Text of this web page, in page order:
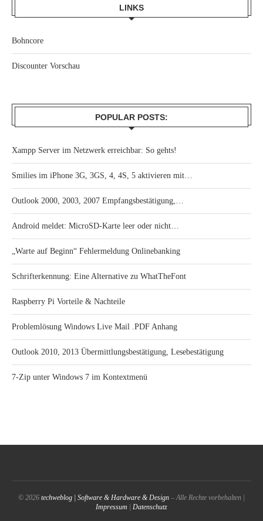
LINKS
Bohncore
Discounter Vorschau
POPULAR POSTS:
Xampp Server im Netzwerk erreichbar: So gehts!
Smilies im iPhone 3G, 3GS, 4, 4S, 5 aktivieren mit…
Outlook 2000, 2003, 2007 Empfangsbestätigung,…
Android meldet: MicroSD-Karte leer oder nicht…
„Warte auf Beginn“ Fehlermeldung Onlinebanking
Schrifterkennung: Eine Alternative zu WhatTheFont
Raspberry Pi Vorteile & Nachteile
Problemlösung Windows Live Mail .PDF Anhang
Outlook 2010, 2013 Übermittlungsbestätigung, Lesebestätigung
7-Zip unter Windows 7 im Kontextmenü
© 2026 techweblog | Software & Hardware & Design – Alle Rechte vorbehalten |
Impressum
Datenschutz